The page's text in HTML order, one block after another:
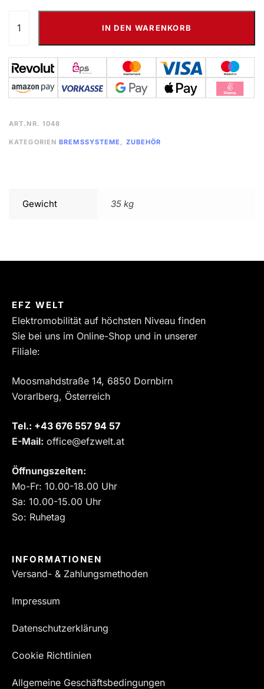
IN DEN WARENKORB
ART.NR. 1048
KATEGORIEN BREMSSYSTEME , ZUBEHÖR
Gewicht 35 kg
EFZ WELT
Elektromobilität auf höchsten Niveau finden
Sie bei uns im Online-Shop und in unserer
Filiale:
Moosmahdstraße 14, 6850 Dornbirn
Vorarlberg, Österreich
Tel.: ‎+43 676 557 94 57
E-Mail: office@efzwelt.at
Öffnungszeiten:
Mo-Fr: 10.00-18.00 Uhr
Sa: 10.00-15.00 Uhr
So: Ruhetag
INFORMATIONEN
Versand- & Zahlungsmethoden
Impressum
Datenschutzerklärung
Cookie Richtlinien
Allgemeine Geschäftsbedingungen